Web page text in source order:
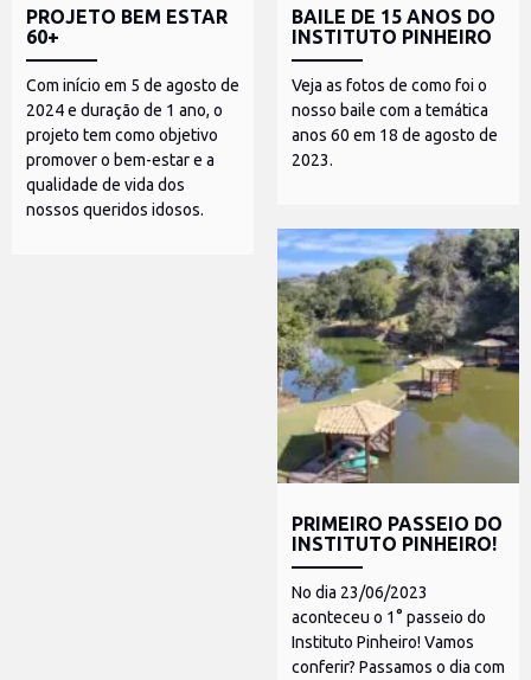
PROJETO BEM ESTAR
60+
Com início em 5 de agosto de
2024 e duração de 1 ano, o
projeto tem como objetivo
promover o bem-estar e a
qualidade de vida dos
nossos queridos idosos.
BAILE DE 15 ANOS DO
INSTITUTO PINHEIRO
Veja as fotos de como foi o
nosso baile com a temática
anos 60 em 18 de agosto de
2023.
PRIMEIRO PASSEIO DO
INSTITUTO PINHEIRO!
No dia 23/06/2023
aconteceu o 1° passeio do
Instituto Pinheiro! Vamos
conferir? Passamos o dia com